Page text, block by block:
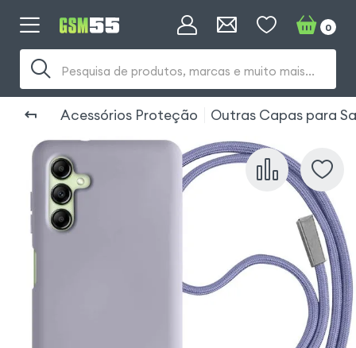
Pesquisa de produtos, marcas e muito mais...
0
Acessórios Proteção Outras Capas para